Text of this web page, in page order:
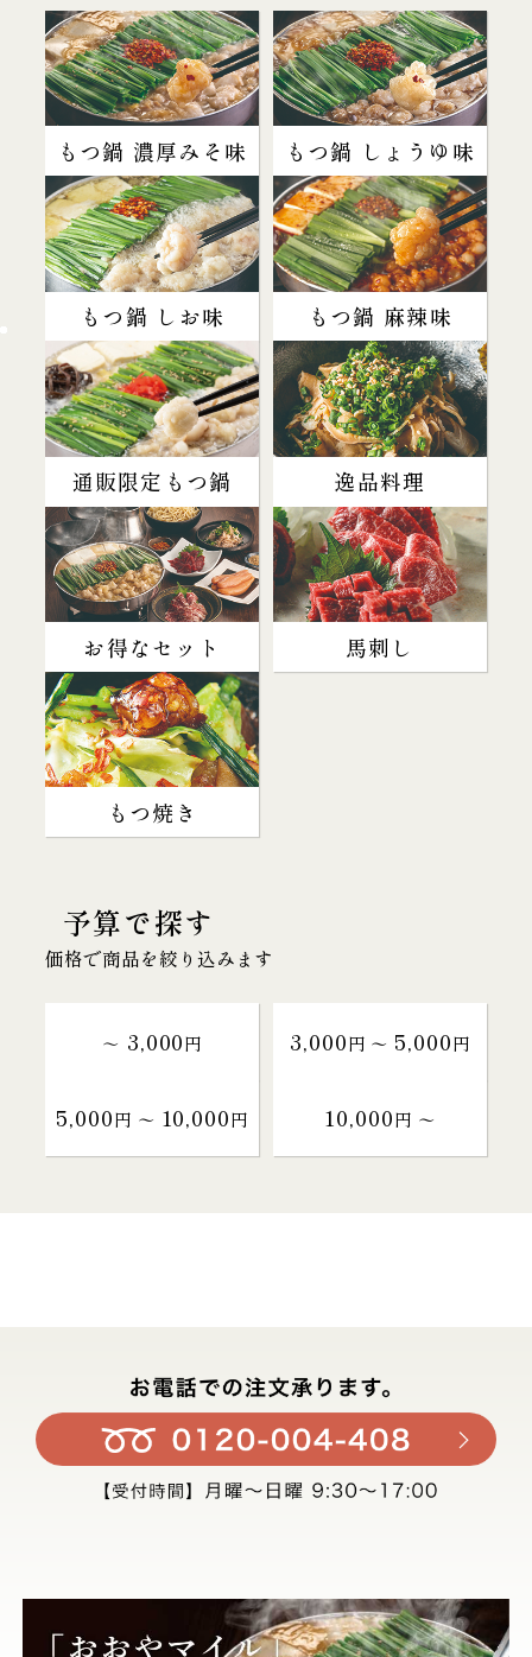
もつ鍋 濃厚みそ味 もつ鍋 しょうゆ味
もつ鍋 しお味 もつ鍋 麻辣味
通販限定もつ鍋 逸品料理
お得なセット 馬刺し
もつ焼き
予算で探す
価格で商品を絞り込みます
～ 3,000円 3,000円 〜 5,000円
5,000円 〜 10,000円 10,000円 〜